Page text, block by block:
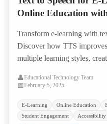
Online Education
Transform e-learning with
Discover how TTS
multiple learning styles,
👤Educational Technology Team
📅February 5, 2025
E-Learning Online Education
Student Engagement
Accessibility